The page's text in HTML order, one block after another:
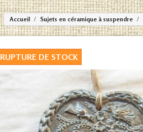
Accueil Sujets en céramique à suspendre
RUPTURE DE STOCK